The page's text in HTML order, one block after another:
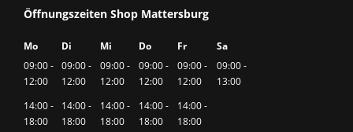
Öffnungszeiten Shop Mattersburg
Mo Di Mi Do Fr
Sa
09:00 -
12:00
09:00 -
12:00
09:00 -
12:00
09:00 -
12:00
09:00 -
12:00
09:00 -
13:00
14:00 -
18:00
14:00 -
18:00
14:00 -
18:00
14:00 -
18:00
14:00 -
18:00